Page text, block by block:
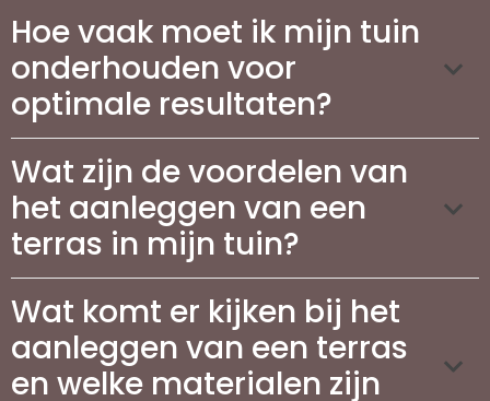
Hoe vaak moet ik mijn tuin
onderhouden voor
optimale resultaten?
Wat zijn de voordelen van
het aanleggen van een
terras in mijn tuin?
Wat komt er kijken bij het
aanleggen van een terras
en welke materialen zijn